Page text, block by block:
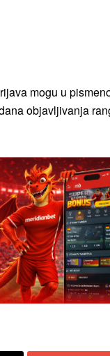
mogu u
objavljivanja